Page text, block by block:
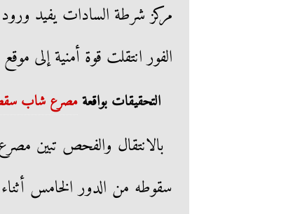
مركز شرطة السادات يفيد
الفور انتقلت قوة أمنية إلى
التحقيقات بواقعةمصرع شاب سقط
بالانتقال والفحص تبين
سقوطه من الدور الخامس